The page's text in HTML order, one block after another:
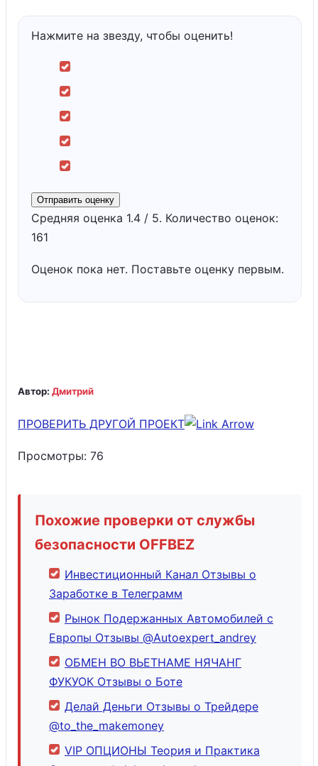
Нажмите на звезду, чтобы оценить!
Отправить оценку
Средняя оценка 1.4 / 5. Количество оценок:
161
Оценок пока нет. Поставьте оценку первым.
Автор: Дмитрий
ПРОВЕРИТЬ ДРУГОЙ ПРОЕКТ
Просмотры: 76
Похожие проверки от службы
безопасности OFFBEZ
Инвестиционный Канал Отзывы о
Заработке в Телеграмм
Рынок Подержанных Автомобилей с
Европы Отзывы @Autoexpert_andrey
ОБМЕН ВО ВЬЕТНАМЕ НЯЧАНГ
ФУКУОК Отзывы о Боте
Делай Деньги Отзывы о Трейдере
@to_the_makemoney
VIP ОПЦИОНЫ Теория и Практика